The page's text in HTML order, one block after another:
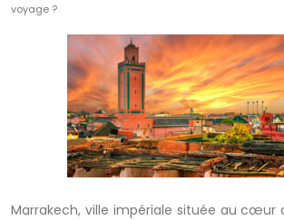
voyage ?
Marrakech, ville impériale située au cœur